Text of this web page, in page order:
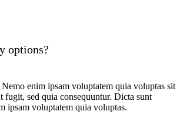
options?
enim ipsam voluptatem quia voluptas sit
fugit, sed quia consequuntur. Dicta sunt
ipsam voluptatem quia voluptas.